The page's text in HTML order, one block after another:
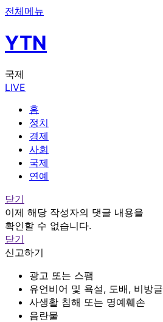
전체메뉴
YTN
국제
LIVE
홈
정치
경제
사회
국제
연예
닫기
이제 해당 작성자의 댓글 내용을
확인할 수 없습니다.
닫기
신고하기
광고 또는 스팸
유언비어 및 욕설, 도배, 비방글
사생활 침해 또는 명예훼손
음란물